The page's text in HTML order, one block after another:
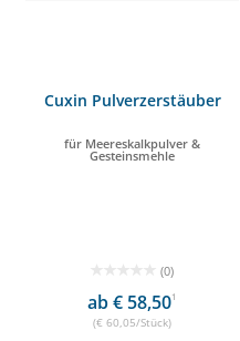
Cuxin Pulverzerstäuber
für Meereskalkpulver &
Gesteinsmehle
(0)
ab € 58,501
(€ 60,05/Stück)